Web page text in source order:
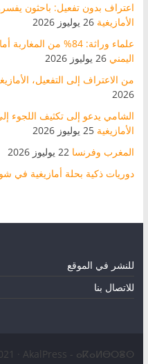
اعتراف بدون تفعيل: باحثون
الأمازيغية 26 يوليوز 2026
علماء وراثة: 84% من
اليمني 26 يوليوز 2026
من الاعتراف إلى التفعيل،
2026
الشامي يدعو إلى تكثيف اللجوء
الأمازيغية 25 يوليوز 2026
المغرب وفرنسا 22 يوليوز 2026
دوريات ذكية بحلة أمازيغية في
للنشر في الموقع
للاتصال بنا
· AkalPress - ⴰⴽⴰⵍⴱⵔⴻⵙ